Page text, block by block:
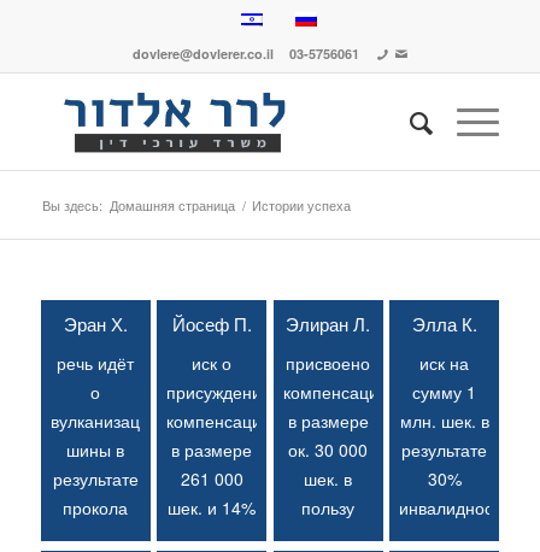
dovlere@dovlerer.co.il 03-5756061
Вы здесь: Домашняя страница / Истории успеха
Эран Х.
речь идёт
о
вулканизации
шины в
результате
прокола
колеса по
Йосеф П.
иск о
присуждении
компенсации
в размере
261 000
шек. и 14%
инвалидности
Элиран Л.
присвоено
компенсацию
в размере
ок. 30 000
шек. в
пользу
пострадавшего,
Элла К.
иск на
сумму 1
млн. шек. в
результате
30%
инвалидности,
присвоенной